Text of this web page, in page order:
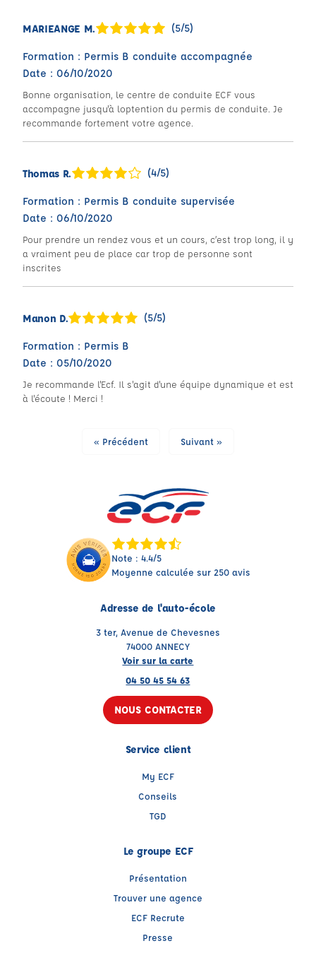
MARIEANGE M. (5/5)
Formation : Permis B conduite accompagnée
Date : 06/10/2020
Bonne organisation, le centre de conduite ECF vous
accompagne jusqu'à loptention du permis de conduite. Je
recommande fortement votre agence.
Thomas R. (4/5)
Formation : Permis B conduite supervisée
Date : 06/10/2020
Pour prendre un rendez vous et un cours, c’est trop long, il y
a vraiment peu de place car trop de personne sont
inscrites
Manon D. (5/5)
Formation : Permis B
Date : 05/10/2020
Je recommande l'Ecf. Il s'agit d'une équipe dynamique et est
à l'écoute ! Merci !
« Précédent Suivant »
Note : 4.4/5
Moyenne calculée sur 250 avis
Adresse de l'auto-école
3 ter, Avenue de Chevesnes
74000 ANNECY
Voir sur la carte
04 50 45 54 63
NOUS CONTACTER
Service client
My ECF
Conseils
TGD
Le groupe ECF
Présentation
Trouver une agence
ECF Recrute
Presse